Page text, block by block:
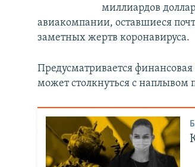
миллиардов
авиакомпании, оставшиеся
заметных жертв коронавируса.
Предусматривается
может столкнуться с наплывом